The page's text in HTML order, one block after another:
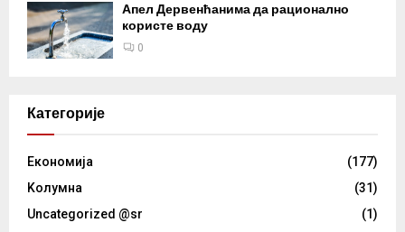
Апел Дервенћанима да рационално
користе воду
0
Категорије
Eкономија
(177)
Kолумнa
(31)
Uncategorized @sr
(1)